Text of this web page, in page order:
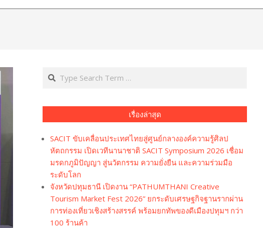
Search
เรื่องล่าสุด
SACIT ขับเคลื่อนประเทศไทยสู่ศูนย์กลางองค์ความรู้ศิลป
หัตถกรรม เปิดเวทีนานาชาติ SACIT Symposium 2026 เชื่อม
มรดกภูมิปัญญา สู่นวัตกรรม ความยั่งยืน และความร่วมมือ
ระดับโลก
จังหวัดปทุมธานี เปิดงาน “PATHUMTHANI Creative
Tourism Market Fest 2026” ยกระดับเศรษฐกิจฐานรากผ่าน
การท่องเที่ยวเชิงสร้างสรรค์ พร้อมยกทัพของดีเมืองปทุมฯ กว่า
100 ร้านค้า